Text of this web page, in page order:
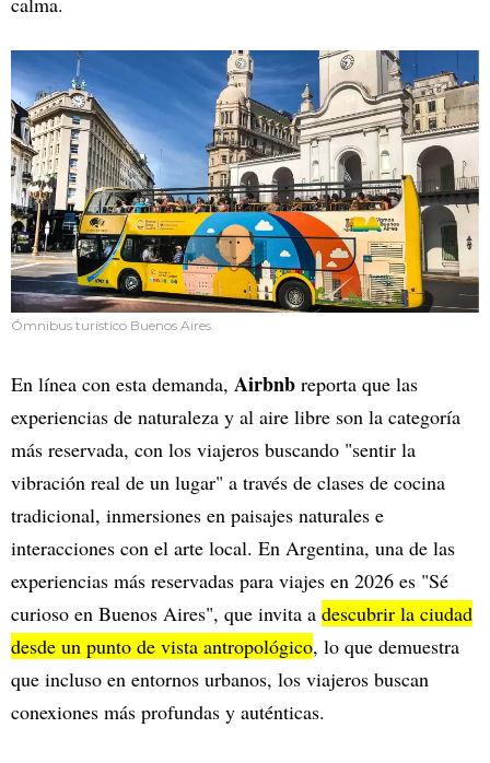
Ómnibus turístico Buenos Aires.
En línea con esta demanda, Airbnb reporta que las
experiencias de naturaleza y al aire libre son la categoría
más reservada, con los viajeros buscando "sentir la
vibración real de un lugar" a través de clases de cocina
tradicional, inmersiones en paisajes naturales e
interacciones con el arte local. En Argentina, una de las
experiencias más reservadas para viajes en 2026 es "Sé
curioso en Buenos Aires", que invita a descubrir la ciudad
desde un punto de vista antropológico, lo que demuestra
que incluso en entornos urbanos, los viajeros buscan
conexiones más profundas y auténticas.